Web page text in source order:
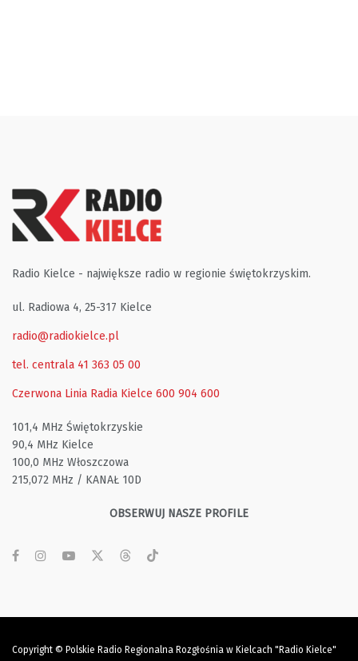
Radio Kielce - największe radio w regionie świętokrzyskim.
ul. Radiowa 4, 25-317 Kielce
radio@radiokielce.pl
tel. centrala 41 363 05 00
Czerwona Linia Radia Kielce 600 904 600
101,4 MHz Świętokrzyskie
90,4 MHz Kielce
100,0 MHz Włoszczowa
215,072 MHz / KANAŁ 10D
OBSERWUJ NASZE PROFILE
Copyright © Polskie Radio Regionalna Rozgłośnia w Kielcach "Radio Kielce"